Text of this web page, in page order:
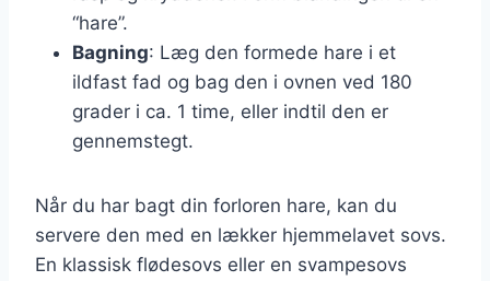
“hare”.
Bagning: Læg den formede hare i et
ildfast fad og bag den i ovnen ved 180
grader i ca. 1 time, eller indtil den er
gennemstegt.
Når du har bagt din forloren hare, kan du
servere den med en lækker hjemmelavet sovs.
En klassisk flødesovs eller en svampesovs